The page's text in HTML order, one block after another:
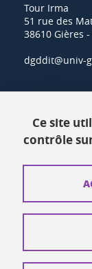
Tour Irma
51 rue des
38610 Gières
dgddit@univ-
Ressources
Contacts
Plans d'accès
Mentions
Ce site
contrôle